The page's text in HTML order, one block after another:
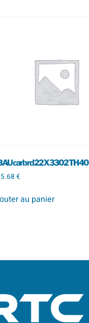
carb rd 22 X 330 2 TH 40
€
au panier